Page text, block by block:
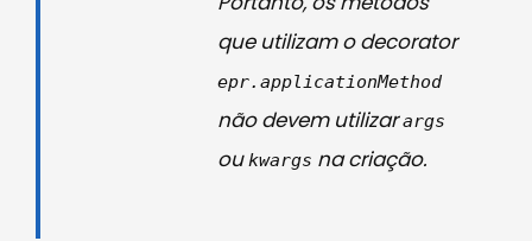
que utilizam odecorator
epr.applicationMethod
não devem utilizarargs
oukwargs na criação.